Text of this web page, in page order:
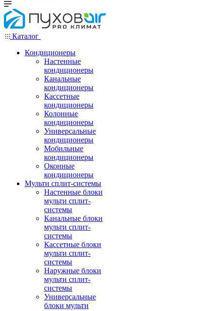
Каталог
Кондиционеры
Настенные
кондиционеры
Канальные
кондиционеры
Кассетные
кондиционеры
Колонные
кондиционеры
Универсальные
кондиционеры
Мобильные
кондиционеры
Оконные
кондиционеры
Мульти сплит-системы
Настенные блоки
мульти сплит-
системы
Канальные блоки
мульти сплит-
системы
Кассетные блоки
мульти сплит-
системы
Наружные блоки
мульти сплит-
системы
Универсальные
блоки мульти